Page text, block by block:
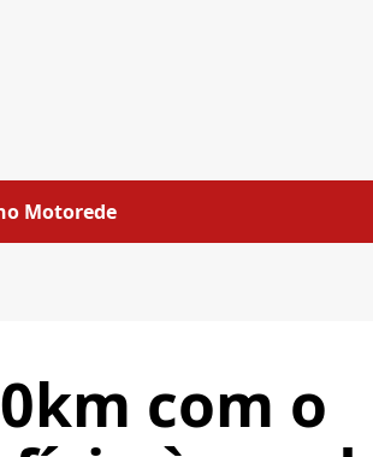
Motorede
com o